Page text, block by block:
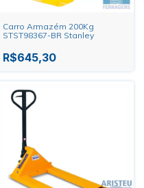
Carro Armazém 200Kg
STST98367-BR Stanley
R$645,30